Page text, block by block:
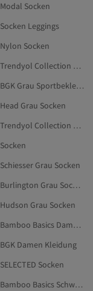
Modal Socken
Socken Leggings
Nylon Socken
Trendyol Collection Grau Socken
BGK Grau Sportbekleidung
Head Grau Socken
Trendyol Collection Grün Socken
Socken
Schiesser Grau Socken
Burlington Grau Socken
Hudson Grau Socken
Bamboo Basics Damen Socken
BGK Damen Kleidung
SELECTED Socken
Bamboo Basics Schwarz Socken